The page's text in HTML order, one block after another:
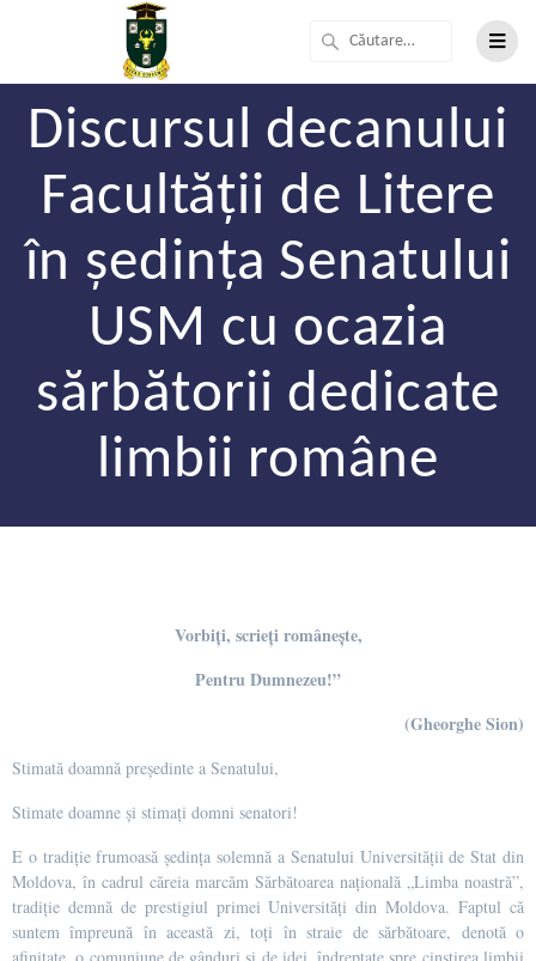
Discursul decanului
Facultății de Litere
în ședința Senatului
USM cu ocazia
sărbătorii dedicate
limbii române
Vorbiți, scrieți românește,
Pentru Dumnezeu!”
(Gheorghe Sion)
Stimată doamnă președinte a Senatului,
Stimate doamne și stimați domni senatori!
E o tradiție frumoasă ședința solemnă a Senatului Universității de Stat din
Moldova, în cadrul căreia marcăm Sărbătoarea națională „Limba noastră”,
tradiție demnă de prestigiul primei Universități din Moldova. Faptul că
suntem împreună în această zi, toți în straie de sărbătoare, denotă o